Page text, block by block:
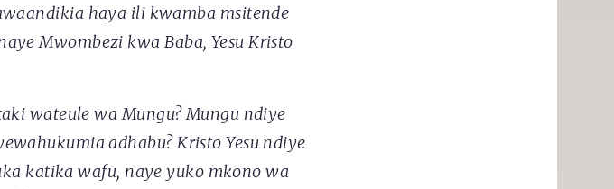
haya ili kwamba msitende
Mwombezi kwa Baba, Yesu Kristo
wateule wa Mungu? Mungu ndiye
adhabu? Kristo Yesu ndiye
katika wafu, naye yuko mkono wa